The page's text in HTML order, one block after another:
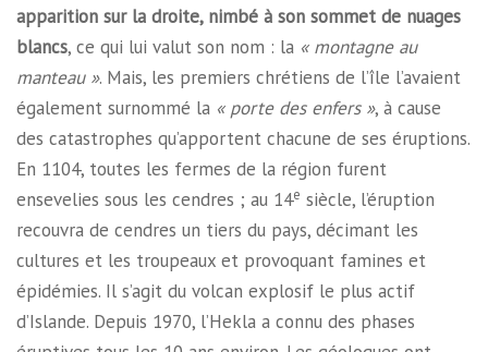
apparition sur la droite, nimbé à son sommet de nuages
blancs, ce qui lui valut son nom : la « montagne au
manteau ». Mais, les premiers chrétiens de l’île l’avaient
également surnommé la « porte des enfers », à cause
des catastrophes qu’apportent chacune de ses éruptions.
En 1104, toutes les fermes de la région furent
ensevelies sous les cendres ; au 14e siècle, l’éruption
recouvra de cendres un tiers du pays, décimant les
cultures et les troupeaux et provoquant famines et
épidémies. Il s’agit du volcan explosif le plus actif
d’Islande. Depuis 1970, l’Hekla a connu des phases